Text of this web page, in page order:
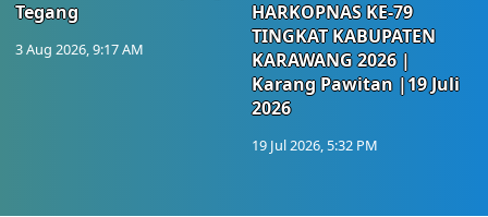
Tegang
3 Aug 2026, 9:17 AM
HARKOPNAS KE-79
TINGKAT KABUPATEN
KARAWANG 2026 |
Karang Pawitan |19 Juli
2026
19 Jul 2026, 5:32 PM